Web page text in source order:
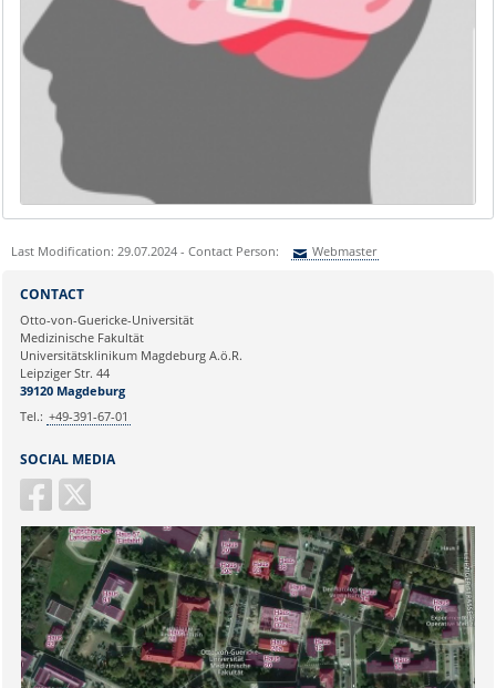
Last Modification: 29.07.2024 - Contact Person: Webmaster
Ihre E-Mailadresse:
Ihr Anliegen:
SOCIAL MEDIA
CONTACT
Otto-von-Guericke-Universität
Medizinische Fakultät
Universitätsklinikum Magdeburg A.ö.R.
Leipziger Str. 44
39120 Magdeburg
Tel.: +49-391-67-01